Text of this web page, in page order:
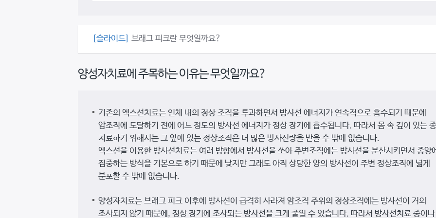
[슬라이드] 브래그 피크란 무엇일까요?
양성자치료에 주목하는 이유는 무엇일까요?
기존의 엑스선치료는 인체 내의 정상 조직을 투과하면서 방사선 에너지가 연속적으로 흡수되기 때문에
암조직에 도달하기 전에 어느 정도의 방사선 에너지가 정상 장기에 흡수됩니다. 따라서 몸 속 깊이 있는
치료하기 위해서는 그 앞에 있는 정상조직은 더 많은 방사선량을 받을 수 밖에 없습니다.
엑스선을 이용한 방사선치료는 여러 방향에서 방사선을 쏘아 주변조직에는 방사선을 분산시키면서 종양
집중하는 방식을 기본으로 하기 때문에 낮지만 그래도 아직 상당한 양의 방사선이 주변 정상조직에 넓게
분포할 수 밖에 없습니다.
양성자치료는 브래그 피크 이후에 방사선이 급격히 사라져 암조직 주위의 정상조직에는 방사선이 거의
조사되지 않기 때문에, 정상 장기에 조사되는 방사선을 크게 줄일 수 있습니다. 따라서 방사선치료 중이